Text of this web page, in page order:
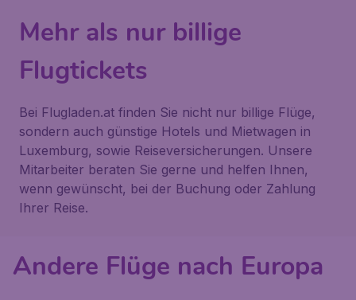
Mehr als nur billige
Flugtickets
Bei Flugladen.at finden Sie nicht nur billige Flüge,
sondern auch günstige Hotels und Mietwagen in
Luxemburg, sowie Reiseversicherungen. Unsere
Mitarbeiter beraten Sie gerne und helfen Ihnen,
wenn gewünscht, bei der Buchung oder Zahlung
Ihrer Reise.
Andere Flüge nach Europa